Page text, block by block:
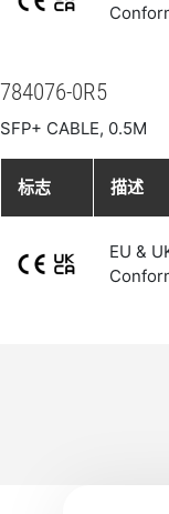
784076-0R5
SFP+ CABLE, 0.5M
标志 描述
EU &